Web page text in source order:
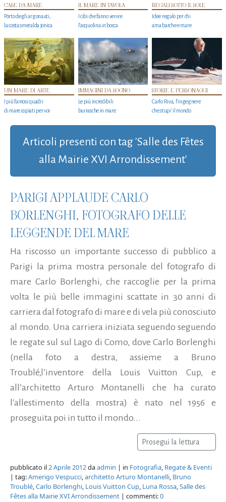
CASE DA MARE
Porto degli argonauti,
la costa smeralda jonica
IL MARE IN TAVOLA
I cibi che fanno venire
l’acquolina in bocca
REGALI SOTTO IL SOLE
Idee regalo per chi
ama barche e mare
UN MARE DI ARTE
I più famosi quadri
di mare copiati per voi
IMMAGINI DA SOGNO
Le più incredibili
burrasche in mare
STORIE E PERSONAGGI
Carlo Riva, l’ingegnere
che stupi' il mondo
Articoli presenti con tag 'Salle des Fêtes
alla Mairie XVI Arrondissement'
PARIGI APPLAUDE CARLO
BORLENGHI, FOTOGRAFO DELLE
LEGGENDE DEL MARE
Ha riscosso un importante successo di pubblico a
Parigi la prima mostra personale del fotografo di
mare Carlo Borlenghi, che raccoglie per la prima
volta le più belle immagini scattate in 30 anni di
carriera dal fotografo di mare e di vela più conosciuto
al mondo. Una carriera iniziata seguendo seguendo
le regate sul sul Lago di Como, dove Carlo Borlenghi
(nella foto a destra, assieme a Bruno
Troublé,l’inventore della Louis Vuitton Cup, e
all’architetto Arturo Montanelli che ha curato
l'allestimento della mostra) è nato nel 1956 e
proseguita poi in tutto il mondo...
Prosegui la lettura
pubblicato il2 Aprile 2012daadmin | in Fotografia, Regate & Eventi
| tag:Amerigo Vespucci,architetto Arturo Montanelli, Bruno
Troublé,Carlo Borlenghi, Louis Vuitton Cup, Luna Rossa,Salle des
Fêtes alla Mairie XVI Arrondissement | commenti:0